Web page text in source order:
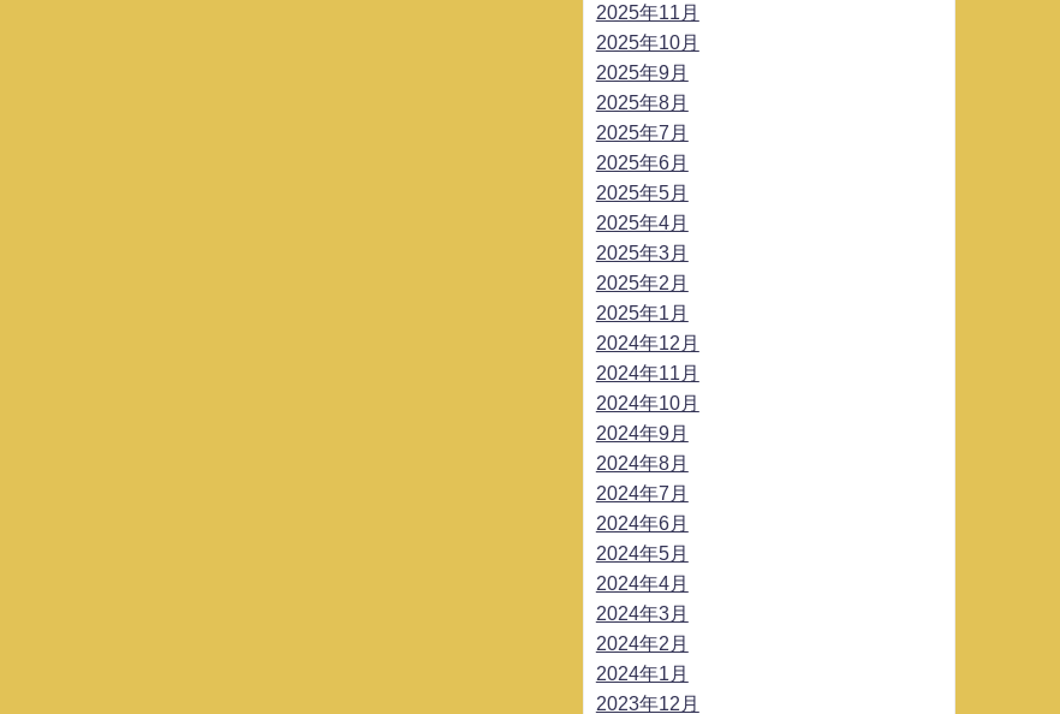
2025年11月
2025年10月
2025年9月
2025年8月
2025年7月
2025年6月
2025年5月
2025年4月
2025年3月
2025年2月
2025年1月
2024年12月
2024年11月
2024年10月
2024年9月
2024年8月
2024年7月
2024年6月
2024年5月
2024年4月
2024年3月
2024年2月
2024年1月
2023年12月